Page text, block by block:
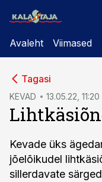
Avaleht Viimased
Tagasi
KEVAD 13.05.22, 11:20
Kevade üks
jõelõikudel
sillerdavate